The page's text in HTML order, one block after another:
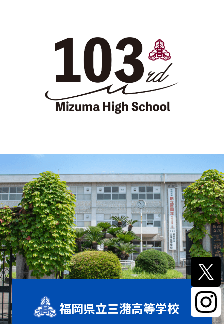
福岡県立三潴高等学校